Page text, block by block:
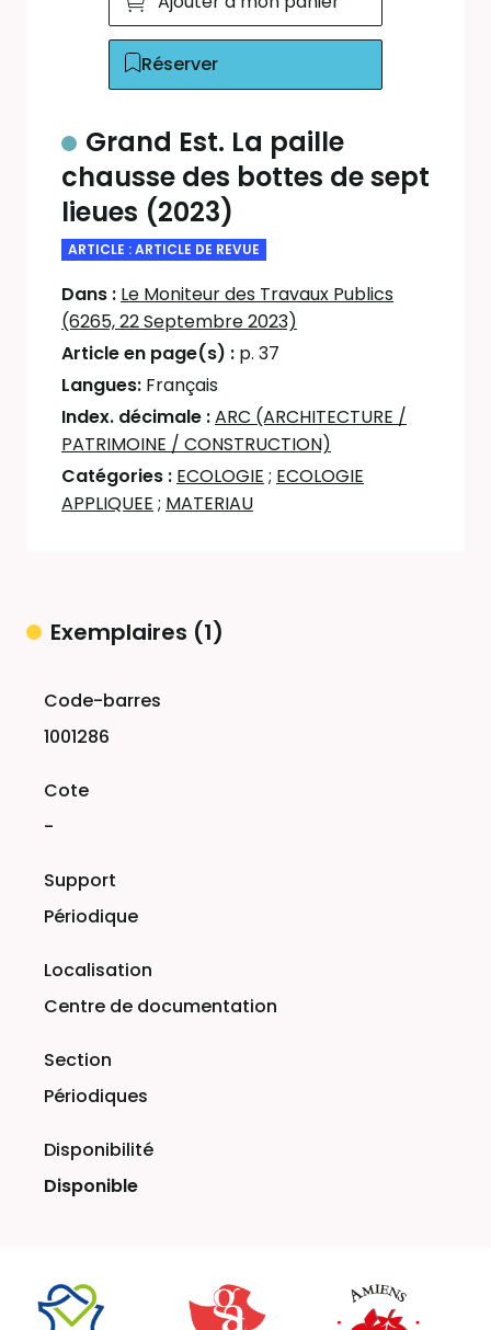
Réserver
Grand Est. La paille
chausse des bottes de sept
lieues (2023)
ARTICLE : ARTICLE DE REVUE
Dans : Le Moniteur des Travaux Publics
(6265, 22 Septembre 2023)
Article en page(s) : p. 37
Langues: Français
Index. décimale :ARC (ARCHITECTURE /
PATRIMOINE / CONSTRUCTION)
Catégories : ECOLOGIE ; ECOLOGIE
APPLIQUEE ; MATERIAU
Exemplaires (1)
1001286
-
Périodique
Centre de documentation
Périodiques
Disponible